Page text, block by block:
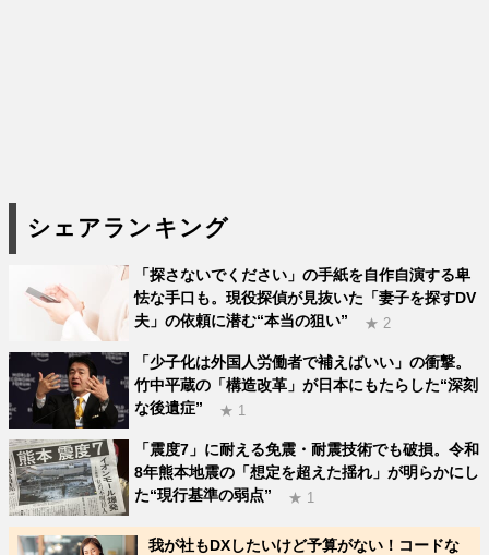
シェアランキング
「探さないでください」の手紙を自作自演する卑
怯な手口も。現役探偵が見抜いた「妻子を探すDV
夫」の依頼に潜む“本当の狙い”
★ 2
「少子化は外国人労働者で補えばいい」の衝撃。
竹中平蔵の「構造改革」が日本にもたらした“深刻
な後遺症”
★ 1
「震度7」に耐える免震・耐震技術でも破損。令和
8年熊本地震の「想定を超えた揺れ」が明らかにし
た“現行基準の弱点”
★ 1
我が社もDXしたいけど予算がない！コードな